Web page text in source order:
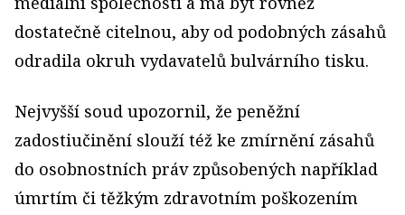
dostatečně citelnou, aby od podobných zásahů
odradila okruh vydavatelů bulvárního tisku.
Nejvyšší soud upozornil, že peněžní
zadostiučinění slouží též ke zmírnění zásahů
do osobnostních práv způsobených například
úmrtím či těžkým zdravotním poškozením